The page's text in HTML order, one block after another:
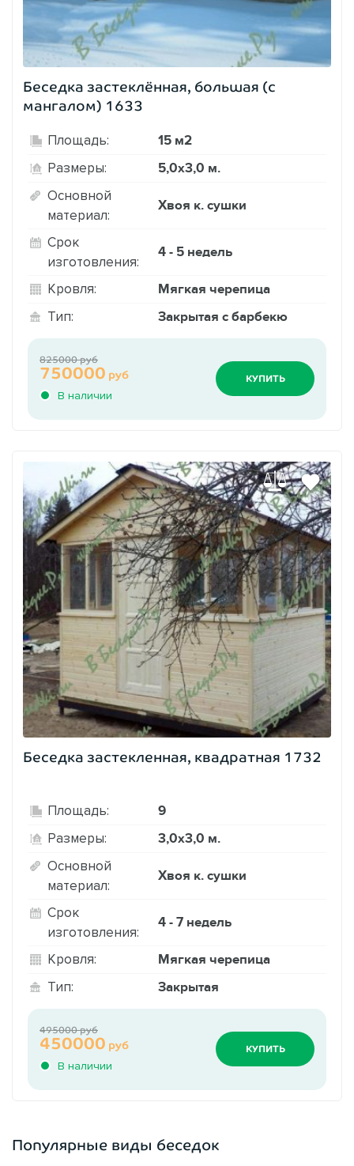
Беседка застеклённая, большая (с
мангалом) 1633
Площадь: 15 м2
Размеры: 5,0х3,0 м.
Основной
материал:
Хвоя к. сушки
Срок
изготовления:
4 - 5 недель
Кровля: Мягкая черепица
Тип: Закрытая с барбекю
В наличии
750000 руб
825000 руб
КУПИТЬ
Беседка застекленная, квадратная 1732
Площадь: 9
Размеры: 3,0х3,0 м.
Основной
материал:
Хвоя к. сушки
Срок
изготовления:
4 - 7 недель
Кровля: Мягкая черепица
Тип: Закрытая
В наличии
450000 руб
495000 руб
КУПИТЬ
Популярные виды беседок